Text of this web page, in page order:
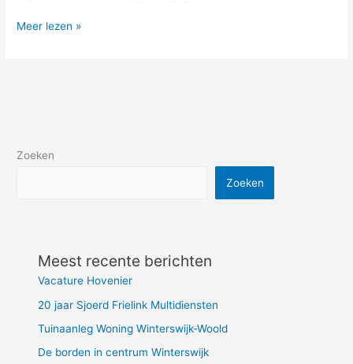
Meer lezen »
Zoeken
Zoeken
Meest recente berichten
Vacature Hovenier
20 jaar Sjoerd Frielink Multidiensten
Tuinaanleg Woning Winterswijk-Woold
De borden in centrum Winterswijk